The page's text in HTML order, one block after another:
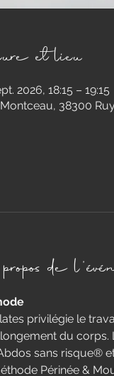
et lieu
2026, 18:15 – 19:15
38300
de
privilégie le
du
sans risque®
Périnée &